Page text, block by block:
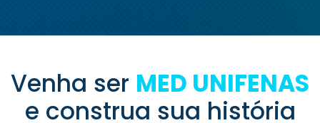
Venha ser MED UNIFENAS
e construa sua história